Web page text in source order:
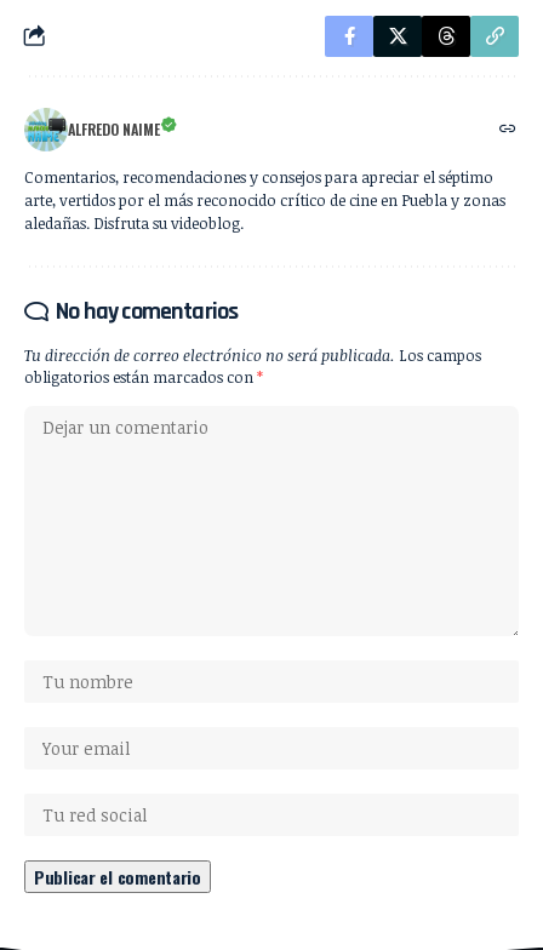
ALFREDO NAIME
Comentarios, recomendaciones y consejos para apreciar el séptimo
arte, vertidos por el más reconocido crítico de cine en Puebla y zonas
aledañas. Disfruta su videoblog.
No hay comentarios
Tu dirección de correo electrónico no será publicada. Los campos
obligatorios están marcados con *